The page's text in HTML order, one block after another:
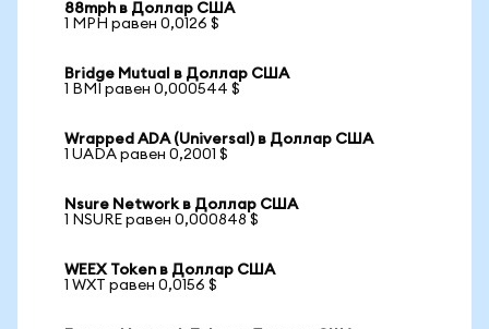
88mph в Доллар США
1 MPH равен 0,0126 $
Bridge Mutual в Доллар США
1 BMI равен 0,000544 $
Wrapped ADA (Universal) в Доллар США
1 UADA равен 0,2001 $
Nsure Network в Доллар США
1 NSURE равен 0,000848 $
WEEX Token в Доллар США
1 WXT равен 0,0156 $